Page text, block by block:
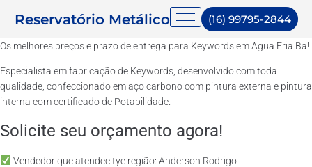
Reservatório Metálico (16) 99795-2844
Os melhores preços e prazo de entrega para Keywords em Agua Fria Ba!
Especialista em fabricação de Keywords, desenvolvido com toda
qualidade, confeccionado em aço carbono com pintura externa e pintura
interna com certificado de Potabilidade.
Solicite seu orçamento agora!
Vendedor que atendecitye região: Anderson Rodrigo